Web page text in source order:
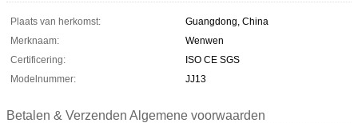
Plaats van herkomst:
Guangdong, China
Merknaam:
Wenwen
Certificering:
ISO CE SGS
Modelnummer:
JJ13
Betalen & Verzenden Algemene voorwaarden